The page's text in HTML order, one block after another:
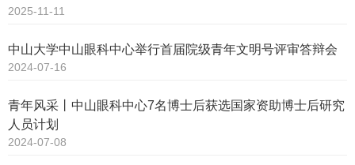
2025-11-11
中山大学中山眼科中心举行首届院级青年文明号评审答辩会
2024-07-16
青年风采丨中山眼科中心7名博士后获选国家资助博士后研究
人员计划
2024-07-08